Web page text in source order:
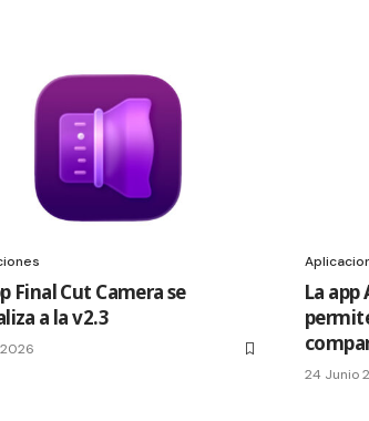
Final Cut Camera se
a la v2.3
La
24 Junio